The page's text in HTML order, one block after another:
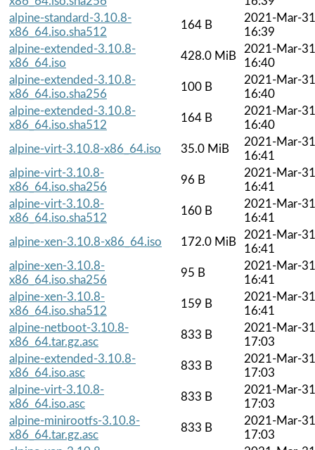
alpine-standard-3.10.8-
x86_64.iso.sha512
164 B
2021-Mar-31
16:39
alpine-extended-3.10.8-
x86_64.iso
428.0 MiB
2021-Mar-31
16:40
alpine-extended-3.10.8-
x86_64.iso.sha256
100 B
2021-Mar-31
16:40
alpine-extended-3.10.8-
x86_64.iso.sha512
164 B
2021-Mar-31
16:40
alpine-virt-3.10.8-x86_64.iso
35.0 MiB
2021-Mar-31
16:41
alpine-virt-3.10.8-
x86_64.iso.sha256
96 B
2021-Mar-31
16:41
alpine-virt-3.10.8-
x86_64.iso.sha512
160 B
2021-Mar-31
16:41
alpine-xen-3.10.8-x86_64.iso
172.0 MiB
2021-Mar-31
16:41
alpine-xen-3.10.8-
x86_64.iso.sha256
95 B
2021-Mar-31
16:41
alpine-xen-3.10.8-
x86_64.iso.sha512
159 B
2021-Mar-31
16:41
alpine-netboot-3.10.8-
x86_64.tar.gz.asc
833 B
2021-Mar-31
17:03
alpine-extended-3.10.8-
x86_64.iso.asc
833 B
2021-Mar-31
17:03
alpine-virt-3.10.8-
x86_64.iso.asc
833 B
2021-Mar-31
17:03
alpine-minirootfs-3.10.8-
x86_64.tar.gz.asc
833 B
2021-Mar-31
17:03